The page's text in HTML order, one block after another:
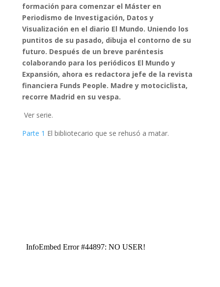
formación para comenzar el Máster en
Periodismo de Investigación, Datos y
Visualización en el diario El Mundo. Uniendo los
puntitos de su pasado, dibuja el contorno de su
futuro. Después de un breve paréntesis
colaborando para los periódicos El Mundo y
Expansión, ahora es redactora jefe de la revista
financiera Funds People. Madre y motociclista,
recorre Madrid en su vespa.
Ver serie.
Parte 1 El bibliotecario que se rehusó a matar.